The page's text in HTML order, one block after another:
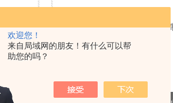
欢迎您！
来自局域网的朋友！有什么可以帮
助您的吗？